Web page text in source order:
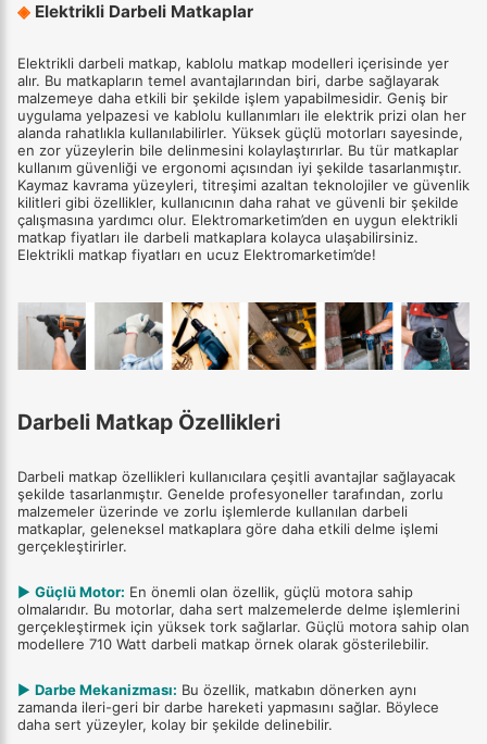
◈ Elektrikli Darbeli Matkaplar
Elektrikli darbeli matkap, kablolu matkap modelleri içerisinde yer
alır. Bu matkapların temel avantajlarından biri, darbe sağlayarak
malzemeye daha etkili bir şekilde işlem yapabilmesidir. Geniş bir
uygulama yelpazesi ve kablolu kullanımları ile elektrik prizi olan her
alanda rahatlıkla kullanılabilirler. Yüksek güçlü motorları sayesinde,
en zor yüzeylerin bile delinmesini kolaylaştırırlar. Bu tür matkaplar
kullanım güvenliği ve ergonomi açısından iyi şekilde tasarlanmıştır.
Kaymaz kavrama yüzeyleri, titreşimi azaltan teknolojiler ve güvenlik
kilitleri gibi özellikler, kullanıcının daha rahat ve güvenli bir şekilde
çalışmasına yardımcı olur. Elektromarketim’den en uygun elektrikli
matkap fiyatları ile darbeli matkaplara kolayca ulaşabilirsiniz.
Elektrikli matkap fiyatları en ucuz Elektromarketim’de!
Darbeli Matkap Özellikleri
Darbeli matkap özellikleri kullanıcılara çeşitli avantajlar sağlayacak
şekilde tasarlanmıştır. Genelde profesyoneller tarafından, zorlu
malzemeler üzerinde ve zorlu işlemlerde kullanılan darbeli
matkaplar, geleneksel matkaplara göre daha etkili delme işlemi
gerçekleştirirler.
▶ Güçlü Motor: En önemli olan özellik, güçlü motora sahip
olmalarıdır. Bu motorlar, daha sert malzemelerde delme işlemlerini
gerçekleştirmek için yüksek tork sağlarlar. Güçlü motora sahip olan
modellere 710 Watt darbeli matkap örnek olarak gösterilebilir.
▶ Darbe Mekanizması: Bu özellik, matkabın dönerken aynı
zamanda ileri-geri bir darbe hareketi yapmasını sağlar. Böylece
daha sert yüzeyler, kolay bir şekilde delinebilir.